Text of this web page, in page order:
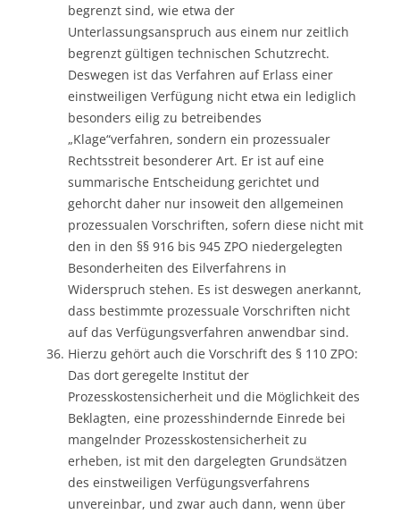
begrenzt sind, wie etwa der
Unterlassungsanspruch aus einem nur zeitlich
begrenzt gültigen technischen Schutzrecht.
Deswegen ist das Verfahren auf Erlass einer
einstweiligen Verfügung nicht etwa ein lediglich
besonders eilig zu betreibendes
„Klage“verfahren, sondern ein prozessualer
Rechtsstreit besonderer Art. Er ist auf eine
summarische Entscheidung gerichtet und
gehorcht daher nur insoweit den allgemeinen
prozessualen Vorschriften, sofern diese nicht mit
den in den §§ 916 bis 945 ZPO niedergelegten
Besonderheiten des Eilverfahrens in
Widerspruch stehen. Es ist deswegen anerkannt,
dass bestimmte prozessuale Vorschriften nicht
auf das Verfügungsverfahren anwendbar sind.
Hierzu gehört auch die Vorschrift des § 110 ZPO:
Das dort geregelte Institut der
Prozesskostensicherheit und die Möglichkeit des
Beklagten, eine prozesshindernde Einrede bei
mangelnder Prozesskostensicherheit zu
erheben, ist mit den dargelegten Grundsätzen
des einstweiligen Verfügungsverfahrens
unvereinbar, und zwar auch dann, wenn über